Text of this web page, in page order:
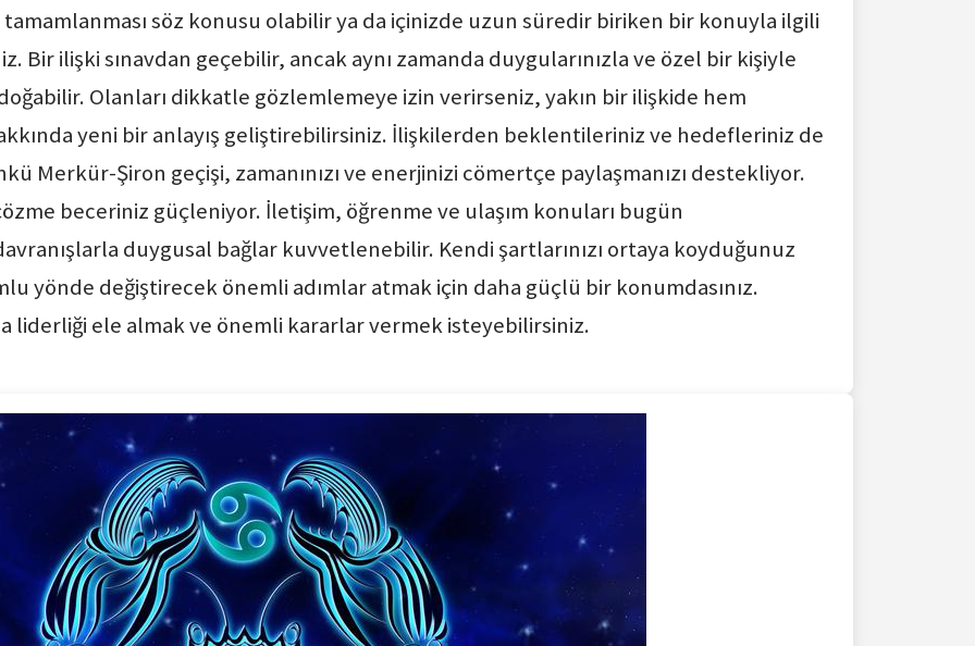
söz konusu olabilir ya da içinizde uzun süredir biriken bir konuyla ilgili
Bir ilişki sınavdan geçebilir, ancak aynı zamanda duygularınızla ve özel bir kişiyle
Olanları dikkatle gözlemlemeye izin verirseniz, yakın bir ilişkide hem
yeni bir anlayış geliştirebilirsiniz. İlişkilerden beklentileriniz ve hedefleriniz de
Merkür-Şiron geçişi, zamanınızı ve enerjinizi cömertçe paylaşmanızı destekliyor.
beceriniz güçleniyor. İletişim, öğrenme ve ulaşım konuları bugün
duygusal bağlar kuvvetlenebilir. Kendi şartlarınızı ortaya koyduğunuz
yönde değiştirecek önemli adımlar atmak için daha güçlü bir konumdasınız.
ele almak ve önemli kararlar vermek isteyebilirsiniz.